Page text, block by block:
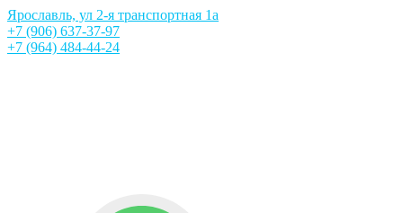
Ярославль, ул 2-я транспортная 1а
+7 (906) 637-37-97
+7 (964) 484-44-24